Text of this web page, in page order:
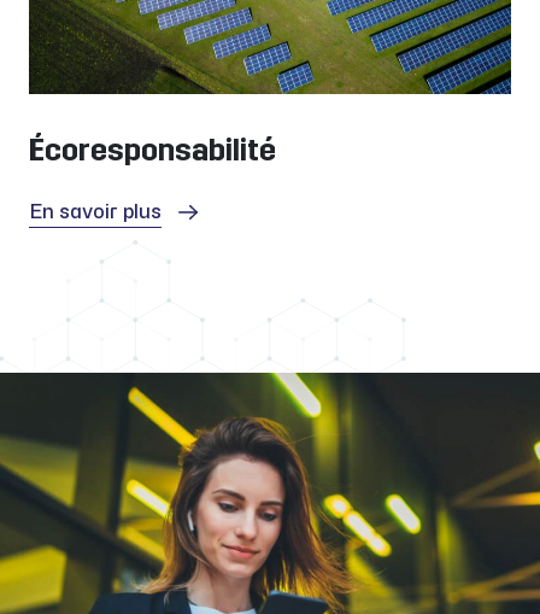
Écoresponsabilité
En savoir plus